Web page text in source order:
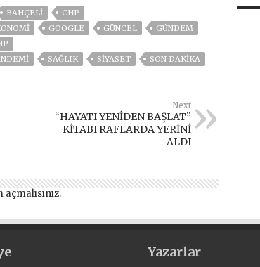
BAHÇELİ
CHP
GOOGLE GÜNCEL
GÜNDEM
SAĞLIK SİYASET
SON DAKIKA
Next
“HAYATI YENİDEN BAŞLAT”
KİTABI RAFLARDA YERİNİ
ALDI
.
Yazarlar